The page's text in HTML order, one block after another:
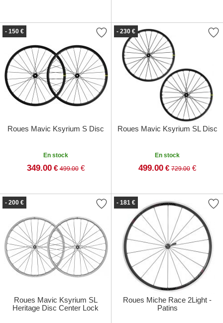
- 150 €
Roues Mavic Ksyrium S Disc
En stock
349.00 € 499.00€
- 230 €
Roues Mavic Ksyrium SL Disc
En stock
499.00 € 729.00 €
- 200 €
Roues Mavic Ksyrium SL
Heritage Disc Center Lock
- 181 €
Roues Miche Race 2Light -
Patins